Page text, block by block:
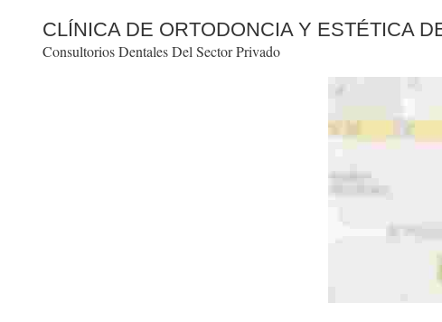
CLÍNICA DE ORTODONCIA Y ESTÉTICA
Consultorios Dentales Del Sector Privado